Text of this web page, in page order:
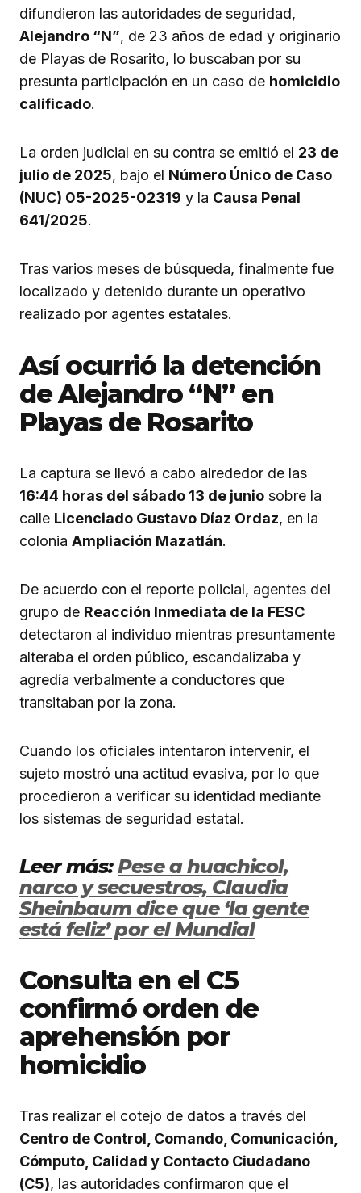
difundieron las autoridades de seguridad,
Alejandro “N”, de 23 años de edad y originario
de Playas de Rosarito, lo buscaban por su
presunta participación en un caso de homicidio
calificado.
La orden judicial en su contra se emitió el 23 de
julio de 2025, bajo el Número Único de Caso
(NUC) 05-2025-02319 y la Causa Penal
641/2025.
Tras varios meses de búsqueda, finalmente fue
localizado y detenido durante un operativo
realizado por agentes estatales.
Así ocurrió la detención
de Alejandro “N” en
Playas de Rosarito
La captura se llevó a cabo alrededor de las
16:44 horas del sábado 13 de junio sobre la
calle Licenciado Gustavo Díaz Ordaz, en la
colonia Ampliación Mazatlán.
De acuerdo con el reporte policial, agentes del
grupo de Reacción Inmediata de la FESC
detectaron al individuo mientras presuntamente
alteraba el orden público, escandalizaba y
agredía verbalmente a conductores que
transitaban por la zona.
Cuando los oficiales intentaron intervenir, el
sujeto mostró una actitud evasiva, por lo que
procedieron a verificar su identidad mediante
los sistemas de seguridad estatal.
Leer más:Pese a huachicol,
narco y secuestros, Claudia
Sheinbaum dice que ‘la gente
está feliz’ por el Mundial
Consulta en el C5
confirmó orden de
aprehensión por
homicidio
Tras realizar el cotejo de datos a través del
Centro de Control, Comando, Comunicación,
Cómputo, Calidad y Contacto Ciudadano
(C5), las autoridades confirmaron que el